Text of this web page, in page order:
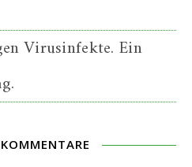
Virusinfekte. Ein